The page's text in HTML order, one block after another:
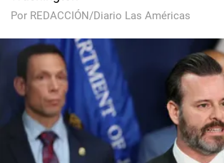
Por REDACCIÓN/Diario Las Américas